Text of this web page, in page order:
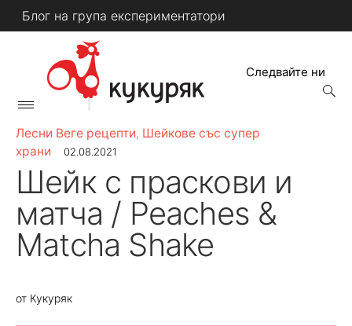
Skip
to
Блог на група експериментатори
Primary
КУКУРЯК
Следвайте ни
open
Лесни Веге рецепти, Шейкове със супер
храни
02.08.2021
Шейк с праскови и
матча / Peaches &
Matcha Shake
от Кукуряк